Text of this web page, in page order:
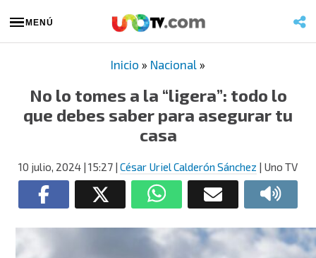
MENÚ
Inicio » Nacional »
No lo tomes a la “ligera”: todo lo
que debes saber para asegurar tu
casa
10 julio, 2024 | 15:27 | César Uriel Calderón Sánchez | Uno TV